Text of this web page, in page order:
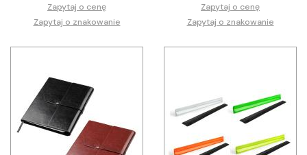
Zapytaj o cenę
Zapytaj o znakowanie
Zapytaj o cenę
Zapytaj o znakowanie